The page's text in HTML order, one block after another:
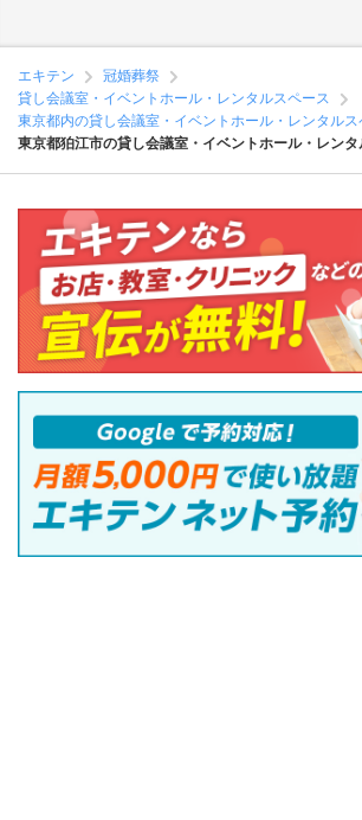
エキテン
冠婚葬祭
貸し会議室・イベントホール・レンタルスペース
東京都内の貸し会議室・イベントホール・レンタルス
東京都狛江市の貸し会議室・イベントホール・レンタ